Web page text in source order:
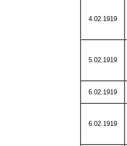
4.02.1919
5.02.1919
6.02.1919
6.02.1919